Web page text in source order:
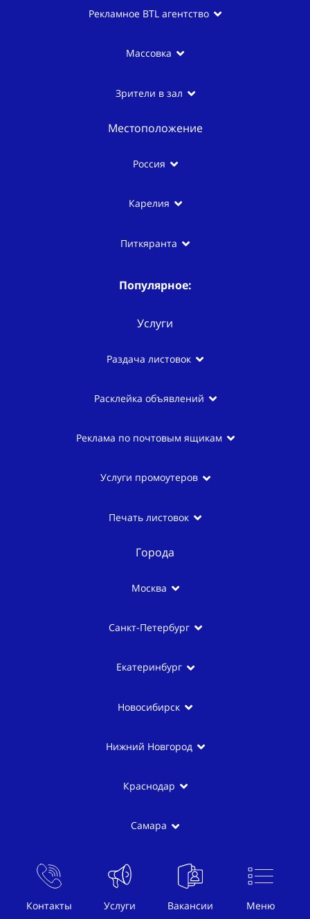
Контакты Услуги Вакансии Меню
Рекламное BTL агентство
Массовка
Зрители в зал
Местоположение
Россия
Карелия
Питкяранта
Популярное:
Услуги
Раздача листовок
Расклейка объявлений
Реклама по почтовым ящикам
Услуги промоутеров
Печать листовок
Города
Москва
Санкт-Петербург
Екатеринбург
Новосибирск
Нижний Новгород
Краснодар
Самара